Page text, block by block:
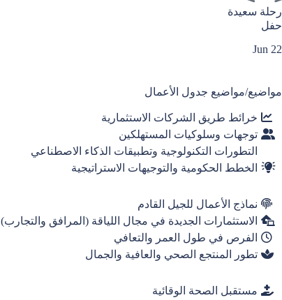
رحلة سعيدة
حفل
22 Jun
مواضيع/مواضيع جدول الأعمال
خرائط طريق الشركات الاستثمارية
توجهات وسلوكيات المستهلكين
التطورات التكنولوجية وتطبيقات الذكاء الاصطناعي
الخطط الحكومية والتوجيهات الاستراتيجية
نماذج الأعمال للجيل القادم
الاستثمارات الجديدة في مجال اللياقة (المرافق والتجارب)
الفرص في طول العمر والتعافي
تطور المنتجع الصحي والعافية والجمال
مستقبل الصحة الوقائية